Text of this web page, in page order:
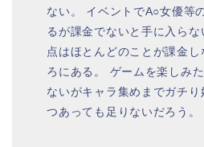
ない。 イベントでA○女優等
るが課金でないと手に入ら
点はほとんどのことが課金し
ろにある。 ゲームを楽しみ
ないがキャラ集めまでガチり
つあっても足りないだろう。